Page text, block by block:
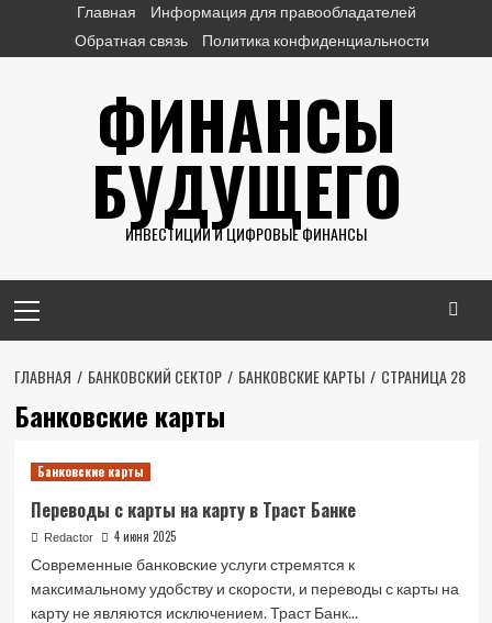
Главная
Информация для правообладателей
Обратная связь
Политика конфиденциальности
ФИНАНСЫ
БУДУЩЕГО
ИНВЕСТИЦИИ И ЦИФРОВЫЕ ФИНАНСЫ
меню
ГЛАВНАЯ БАНКОВСКИЙ СЕКТОР БАНКОВСКИЕ КАРТЫ СТРАНИЦА 28
Банковские карты
Банковские карты
Переводы с карты на карту в Траст Банке
Redactor 4 июня 2025
Современные банковские услуги стремятся к
максимальному удобству и скорости‚ и переводы с карты на
карту не являются исключением. Траст Банк...